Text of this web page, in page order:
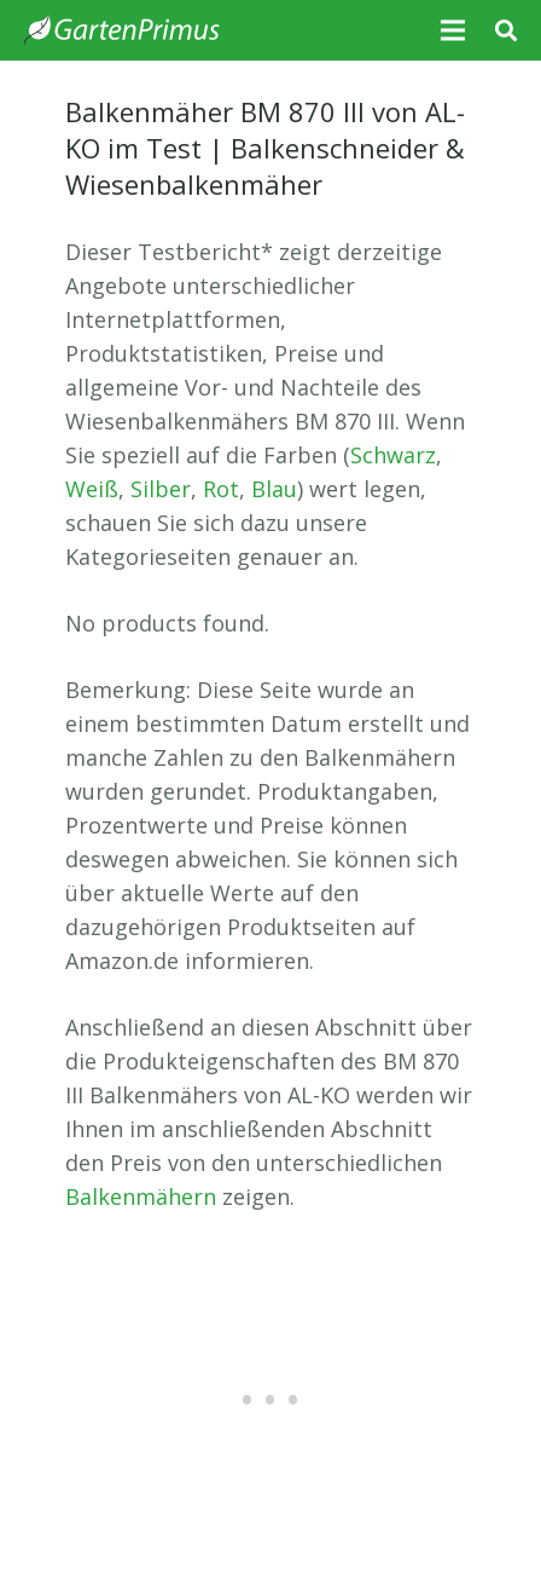
Balkenmäher BM 870 III von AL-
KO im Test | Balkenschneider &
Wiesenbalkenmäher
Dieser Testbericht* zeigt derzeitige
Angebote unterschiedlicher
Internetplattformen,
Produktstatistiken, Preise und
allgemeine Vor- und Nachteile des
Wiesenbalkenmähers BM 870 III. Wenn
Sie speziell auf die Farben (Schwarz,
Weiß, Silber, Rot, Blau) wert legen,
schauen Sie sich dazu unsere
Kategorieseiten genauer an.
No products found.
Bemerkung: Diese Seite wurde an
einem bestimmten Datum erstellt und
manche Zahlen zu den Balkenmähern
wurden gerundet. Produktangaben,
Prozentwerte und Preise können
deswegen abweichen. Sie können sich
über aktuelle Werte auf den
dazugehörigen Produktseiten auf
Amazon.de informieren.
Anschließend an diesen Abschnitt über
die Produkteigenschaften des BM 870
III Balkenmähers von AL-KO werden wir
Ihnen im anschließenden Abschnitt
den Preis von den unterschiedlichen
Balkenmähern zeigen.